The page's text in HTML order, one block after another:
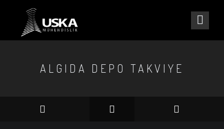
ALGIDA DEPO TAKVIYE